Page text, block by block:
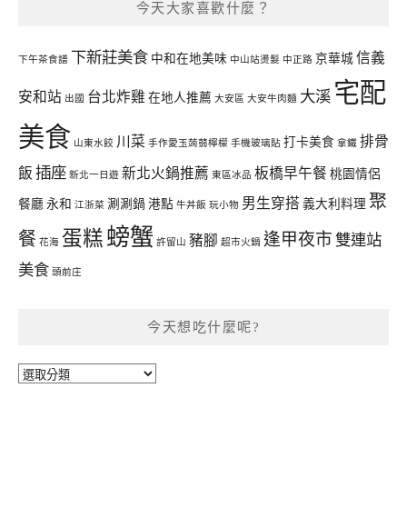
今天大家喜歡什麼？
下午茶食譜 下新莊美食 中和在地美味 中山站燙髮 中正路 京華城 信義
安和站 出國 台北炸雞 在地人推薦 大安區 大安牛肉麵 大溪 宅配
美食 山東水餃 川菜 手作愛玉蒟蒻檸檬 手機玻璃貼 打卡美食 拿鐵 排骨
飯 插座 新北一日遊 新北火鍋推薦 東區冰品 板橋早午餐 桃園情侶
餐廳 永和 江浙菜 涮涮鍋 港點 牛丼飯 玩小物 男生穿搭 義大利料理 聚
餐 花海 蛋糕 螃蟹 許留山 豬腳 超市火鍋 逢甲夜市 雙連站
美食 頭前庄
今天想吃什麼呢?
今